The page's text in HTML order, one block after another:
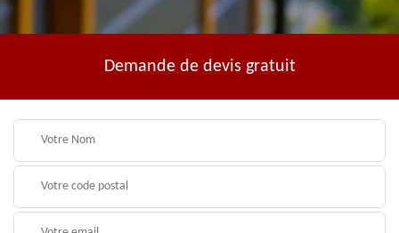
Demande de devis gratuit